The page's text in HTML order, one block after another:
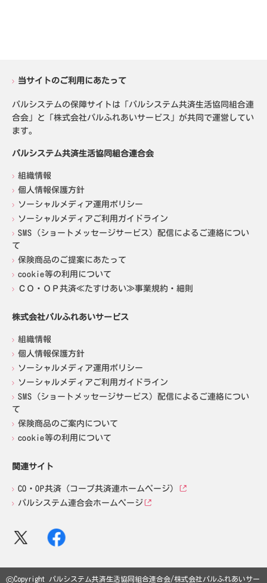
当サイトのご利用にあたって
パルシステムの保障サイトは「パルシステム共済生活協同組合連
合会」と「株式会社パルふれあいサービス」が共同で運営してい
ます。
パルシステム共済生活協同組合連合会
組織情報
個人情報保護方針
ソーシャルメディア運用ポリシー
ソーシャルメディアご利用ガイドライン
SMS（ショートメッセージサービス）配信によるご連絡につい
て
保険商品のご提案にあたって
cookie等の利用について
ＣＯ・ＯＰ共済≪たすけあい≫事業規約・細則
株式会社パルふれあいサービス
組織情報
個人情報保護方針
ソーシャルメディア運用ポリシー
ソーシャルメディアご利用ガイドライン
SMS（ショートメッセージサービス）配信によるご連絡につい
て
保険商品のご案内について
cookie等の利用について
関連サイト
CO・OP共済（コープ共済連ホームページ）
パルシステム連合会ホームページ
©Copyright パルシステム共済生活協同組合連合会/株式会社パルふれあいサー